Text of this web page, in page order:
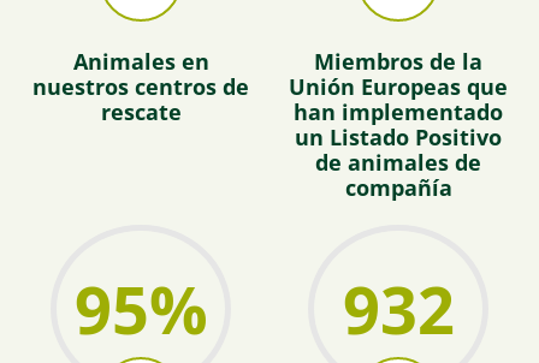
Animales en
nuestros centros de
rescate
Miembros de la
Unión Europeas que
han implementado
un Listado Positivo
de animales de
compañía
95% 932